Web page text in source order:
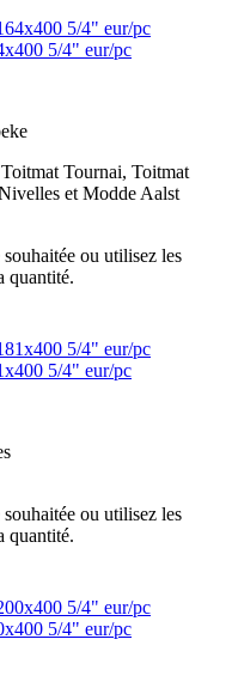
5/4" eur/pc
Toitmat Tournai, Toitmat
et Modde Aalst
ou utilisez les
quantité.
5/4" eur/pc
ou utilisez les
quantité.
5/4" eur/pc